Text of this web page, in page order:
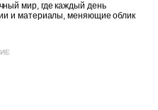
мир, где каждый день
и материалы, меняющие облик